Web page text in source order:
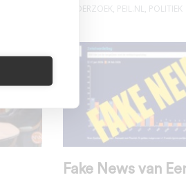
2026 ONDERZOEK, PEIL.NL, POLITIEK
Fake News van